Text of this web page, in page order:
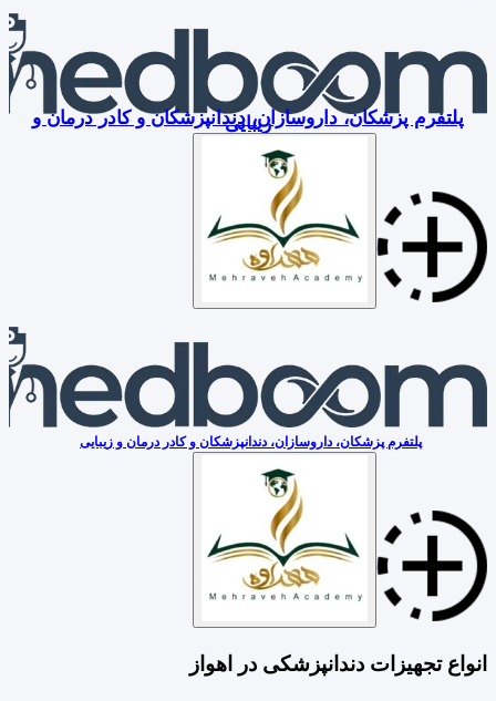
پلتفرم پزشکان، داروسازان، دندانپزشکان و کادر درمان و
زیبایی
پلتفرم پزشکان، داروسازان، دندانپزشکان و کادر درمان و زیبایی
انواع تجهیزات دندانپزشکی در اهواز